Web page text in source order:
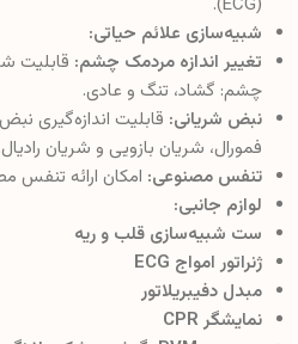
شبیه‌سازی علائم حیاتی:
تغییر اندازه مردمک چشم: قابلیت
چشم: گشاد، تنگ و عادی.
نبض شریانی: قابلیت اندازه‌گیری
فمورال، شریان بازویی و شریان رادیال.
تنفس مصنوعی: امکان ارائه تنفس
لوازم جانبی:
ست شبیه‌سازی قلب و ریه
ژنراتور امواج ECG
مبدل دفیبریلاتور
نمایشگر CPR